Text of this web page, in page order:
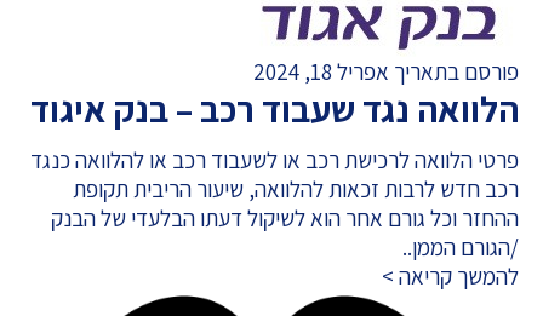
פורסם בתאריך אפריל 18, 2024
הלוואה נגד שעבוד רכב – בנק איגוד
פרטי הלוואה לרכישת רכב או לשעבוד רכב או להלוואה כנגד
רכב חדש לרבות זכאות להלוואה, שיעור הריבית תקופת
ההחזר וכל גורם אחר הוא לשיקול דעתו הבלעדי של הבנק
/הגורם הממן..
להמשך קריאה >